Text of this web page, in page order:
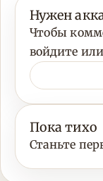
Нужен
Чтобы
войдите
Пока тихо
Станьте